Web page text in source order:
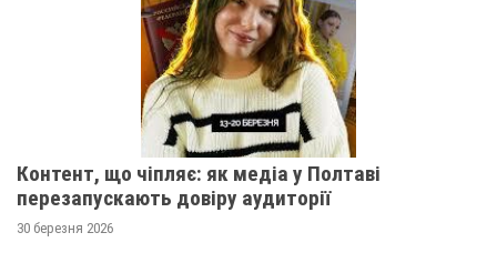
Контент, що чіпляє: як медіа у Полтаві
перезапускають довіру аудиторії
30 березня 2026